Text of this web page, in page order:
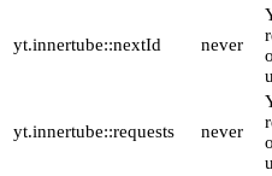
yt.innertube::nextId never
yt.innertube::requests never